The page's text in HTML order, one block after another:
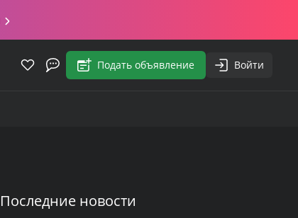
Подать объявление Войти
Последние новости